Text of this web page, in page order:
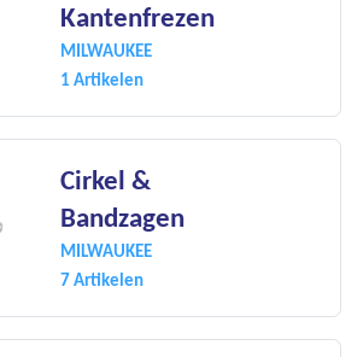
Kantenfrezen
MILWAUKEE
1 Artikelen
Cirkel &
Bandzagen
MILWAUKEE
7 Artikelen